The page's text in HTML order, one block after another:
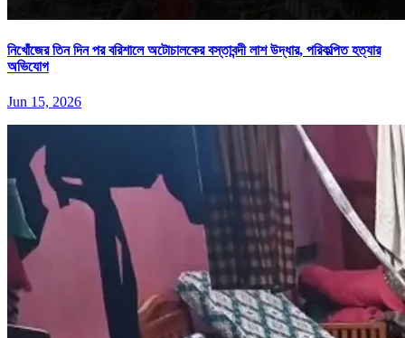
নিখোঁজের তিন দিন পর বরিশালে অটোচালকের বস্তাবন্দী লাশ উদ্ধার, পরিকল্পিত হত্যার
অভিযোগ
Jun 15, 2026